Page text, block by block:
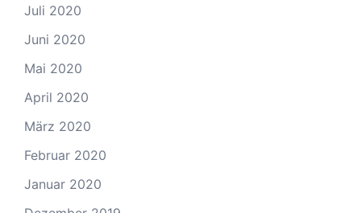
Juli 2020
Juni 2020
Mai 2020
April 2020
März 2020
Februar 2020
Januar 2020